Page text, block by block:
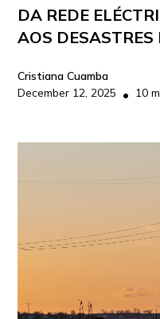
DA REDE
AOS DESASTRES
Cristiana Cuamba
December 12, 2025 • 10